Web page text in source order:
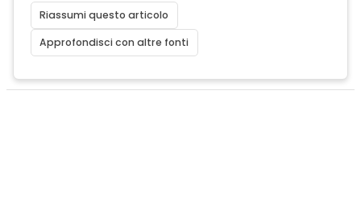
Riassumi questo articolo
Approfondisci con altre fonti